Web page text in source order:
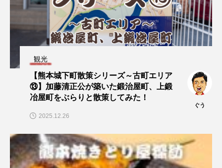
観光
【熊本城下町散策シリーズ～古町エリア
⑬】加藤清正公が築いた鍛治屋町、上鍛
冶屋町をぶらりと散策してみた！
ぐう
2025.12.26